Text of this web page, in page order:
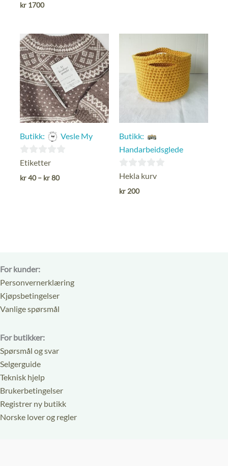
5
kr 1700
Butikk: Vesle My
0
ut
Etiketter
kr40 – kr80Prisområde:
Butikk:
Handarbeidsglede
0
ut
Hekla kurv
kr 200
For kunder:
Personvernerklæring
Kjøpsbetingelser
Vanlige spørsmål
For butikker:
Spørsmål og svar
Selgerguide
Teknisk hjelp
Brukerbetingelser
Registrer ny butikk
Norske lover og regler